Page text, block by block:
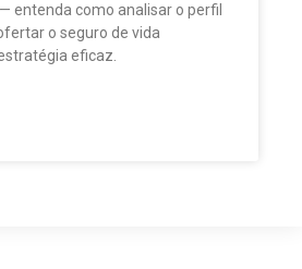
entenda como analisar o perfil
o seguro de vida
eficaz.